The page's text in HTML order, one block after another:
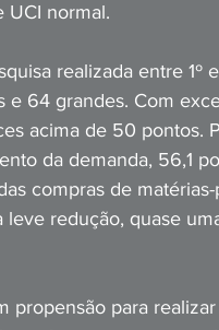
UCI normal.
realizada entre 1º
e 64 grandes. Com
acima de 50 pontos.
da demanda, 56,1
compras de
redução, quase
propensão para